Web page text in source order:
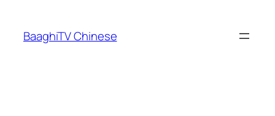
content
BaaghiTV Chinese